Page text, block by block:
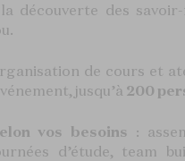
découverte des
de cours et
jusqu’à 200
vos besoins :
d’étude, team